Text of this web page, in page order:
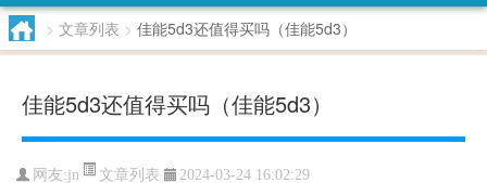
> 文章列表 > 佳能5d3还值得买吗（佳能5d3）
佳能5d3还值得买吗（佳能5d3）
网友:jn 文章列表 2024-03-24 16:02:29